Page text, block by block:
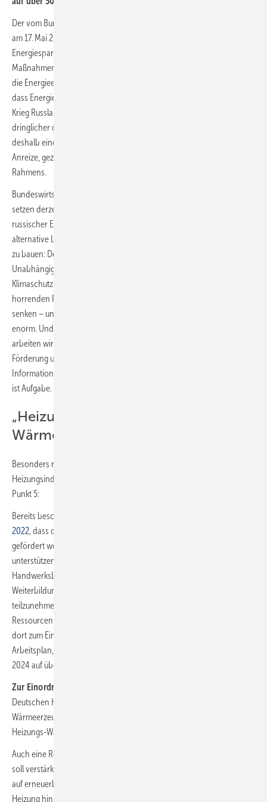
Der vom Bundesministerium für Wirtschaft und Klimaschutz (BMWK)
am 17. Mai 2022 vorgelegte „Arbeitsplan Energieeffizienz –
Energiesparen für mehr Unabhängigkeit“ definiert Schritte und
Maßnahmen der Bundesregierung, wie mehr Energie eingespart und
die Energieeffizienz erhöht werden kann. Und er lässt keinen Zweifel,
dass Energieeinsparungen mit Blick auf den völkerrechtswidrigen
Krieg Russlands in der Ukraine und auf die Versorgungssicherheit
dringlicher denn je sind. Der Arbeitsplan Energieeffizienz enthält
deshalb einen Maßnahmenkatalog mit Zeitangaben für finanzielle
Anreize, gezielte Förderung und Anpassungen des regulatorischen
Rahmens.
Bundeswirtschafts- und Klimaschutzminister Robert Habeck: „Wir
setzen derzeit alle Hebel in Bewegung, um unabhängiger von
russischer Energie zu werden. So wichtig es dabei ist, kurzfristig
alternative Lieferquellen für Gas aufzutun und die Infrastruktur dafür
zu bauen: Der günstigste und effizienteste Beitrag zu mehr
Unabhängigkeit ist weniger Energieverbrauch. Das ist für den
Klimaschutz dringend nötig und es hilft auch, angesichts der
horrenden Preisen für die fossilen Energien den Kostendruck zu
senken – und der ist ja gerade für Familien, die wenig verdienen,
enorm. Und auch für Betriebe sind die Preise eine Belastung. Deshalb
arbeiten wir intensiv daran, die Energieeffizienz zu stärken – mit
Förderung und Anreizen, mit dem richtigen Rahmen und
Informationen. Energie sparen und auf Erneuerbare zu wechseln, das
ist Aufgabe. Nicht erst seit heute, aber heute erst recht.“
„Heizungssanierung auf die
Wärmepumpe lenken“
Besonders relevant für die TGA/SHK-Branche und die
Heizungsindustrie ist im Abschnitt I des Arbeitsplans Energieeffizienz
Punkt 5:
Bereits beschlossen wurden vom
2022 , dass der Austausch von Öl-Heizungen und Gas-Heizungen
gefördert werden soll. Um den Wärmepumpen-Rollout zu
unterstützen, soll ein „Aufbauprogramm Wärmepumpe“ Anreize für
Handwerksbetriebe und Planungsbüros geben, um an
Weiterbildungen zu Planung und Einbau von Wärmepumpen
teilzunehmen. Ein „Umsetzungsanreiz Handwerk“ soll die knappen
Ressourcen im Handwerk zielgerichtet in die Heizungssanierung und
dort zum Einbau von Wärmepumpen lenken. Ziel ist laut dem
Arbeitsplan, die Zahl neu installierter Heizungs-Wärmepumpen bis
2024 auf über 500 000 Stück pro Jahr zu steigern.
Zur Einordnung:
Deutschen Heizungsindustrie (BDH) bundesweit rund 929 000
Wärmeerzeuger (+ 10 %) verkauft worden. Davon waren 154 000
Heizungs-Wärmepumpen (+ 28 %; 2020: 120 000).
Auch eine Reform der Bundesförderung für effiziente Gebäude BEG
soll verstärkte Anreize für den Wechsel von fossilen Energieträgern
auf erneuerbare Energien geben („also etwa weg von der Gas-
Heizung hin zur Wärmepumpe“ heißt es im Aktionsplan